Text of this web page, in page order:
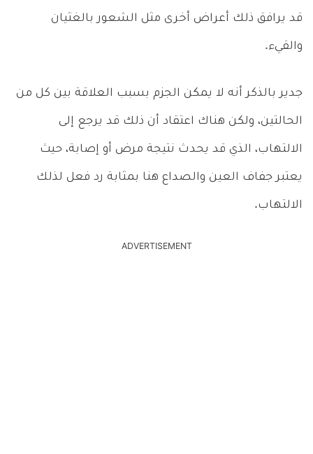
قد يرافق ذلك أعراض أخرى مثل الشعور بالغثيان
والقيء.
جدير بالذكر أنه لا يمكن الجزم بسبب العلاقة بين كل من
الحالتين، ولكن هناك اعتقاد أن ذلك قد يرجع إلى
الالتهاب، الذي قد يحدث نتيجة مرض أو إصابة، حيث
يعتبر جفاف العين والصداع هنا بمثابة رد فعل لذلك
الالتهاب.
ADVERTISEMENT